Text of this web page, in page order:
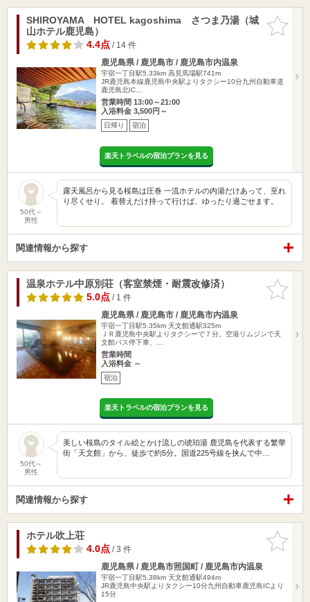
お気に入
りに追加
SHIROYAMA HOTEL kagoshima さつま乃湯（城
山ホテル鹿児島）
4.4点/ 14 件
鹿児島県 / 鹿児島市 / 鹿児島市内温泉
宇宿一丁目駅5.33km 高見馬場駅741m
JR鹿児島本線鹿児島中央駅よりタクシー10分九州自動車道
鹿児島北IC…
営業時間 13:00～21:00
入浴料金 3,500円～
日帰り 宿泊
楽天トラベルの宿泊プランを見る
50代～
男性
露天風呂から見る桜島は圧巻 一流ホテルの内湯だけあって、至れ
り尽くせり。 着替えだけ持って行けば、ゆったり過ごせます。
関連情報から探す
お気に入
りに追加
温泉ホテル中原別荘（客室禁煙・耐震改修済）
5.0点/ 1 件
鹿児島県 / 鹿児島市 / 鹿児島市内温泉
宇宿一丁目駅5.35km 天文館通駅325m
ＪＲ鹿児島中央駅よりタクシーで７分。空港リムジンで天
文館バス停下車、…
営業時間
入浴料金 ～
宿泊
楽天トラベルの宿泊プランを見る
50代～
男性
美しい桜島のタイル絵とかけ流しの琥珀湯 鹿児島を代表する繁華
街「天文館」から、徒歩で約5分。国道225号線を挟んで中…
関連情報から探す
お気に入
りに追加
ホテル吹上荘
4.0点/ 3 件
鹿児島県 / 鹿児島市照国町 / 鹿児島市内温泉
宇宿一丁目駅5.38km 天文館通駅494m
JR鹿児島中央駅よりタクシー10分九州自動車鹿児島ICより
15分